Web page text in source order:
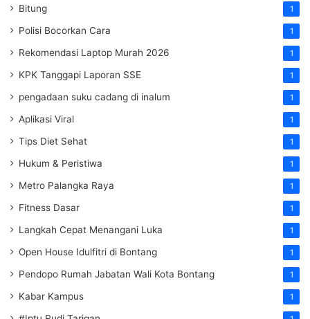
Bitung 1
Polisi Bocorkan Cara 1
Rekomendasi Laptop Murah 2026 1
KPK Tanggapi Laporan SSE 1
pengadaan suku cadang di inalum 1
Aplikasi Viral 1
Tips Diet Sehat 1
Hukum & Peristiwa 1
Metro Palangka Raya 1
Fitness Dasar 1
Langkah Cepat Menangani Luka 1
Open House Idulfitri di Bontang 1
Pendopo Rumah Jabatan Wali Kota Bontang 1
Kabar Kampus 1